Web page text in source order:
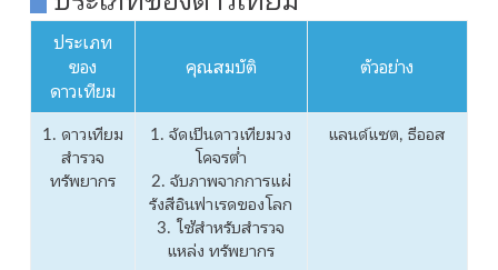
ประเภท
ของ
ดาวเทียม
คุณสมบัติ ตัวอย่าง
1. ดาวเทียม
สำรวจ
ทรัพยากร
1. จัดเป็นดาวเทียมวง
โคจรต่ำ
2. จับภาพจากการแผ่
รังสีอินฟาเรดของโลก
3. ใช้สำหรับสำรวจ
แหล่ง ทรัพยากร
แลนด์แซต, ธีออส